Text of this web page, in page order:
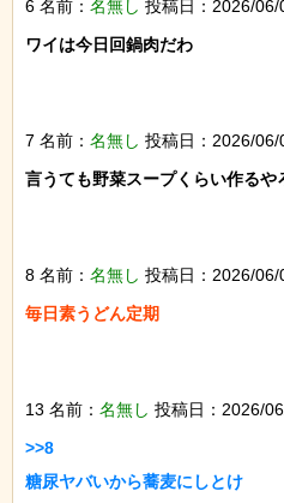
6 名前： 名無し 投稿日：2026/
ワイは今日回鍋肉だわ
7 名前： 名無し 投稿日：2026/
言うても野菜スープくらい作るや
8 名前： 名無し 投稿日：2026/
毎日素うどん定期
13 名前： 名無し 投稿日：2026/
>>8
糖尿ヤバいから蕎麦にしとけ